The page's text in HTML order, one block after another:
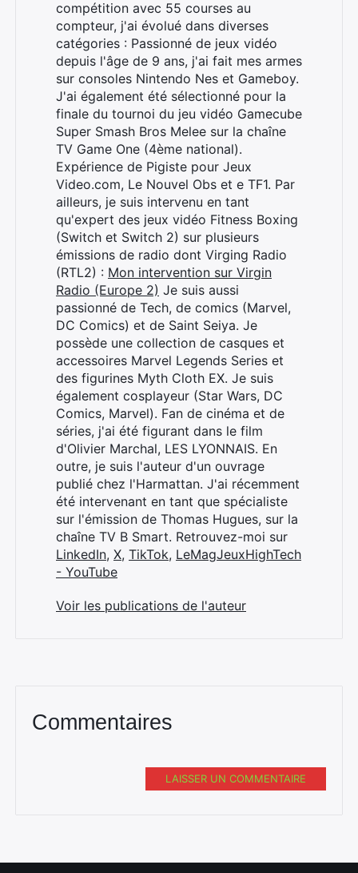
compétition avec 55 courses au
compteur, j'ai évolué dans diverses
catégories : Passionné de jeux vidéo
depuis l'âge de 9 ans, j'ai fait mes armes
sur consoles Nintendo Nes et Gameboy.
J'ai également été sélectionné pour la
finale du tournoi du jeu vidéo Gamecube
Super Smash Bros Melee sur la chaîne
TV Game One (4ème national).
Expérience de Pigiste pour Jeux
Video.com, Le Nouvel Obs et e TF1. Par
ailleurs, je suis intervenu en tant
qu'expert des jeux vidéo Fitness Boxing
(Switch et Switch 2) sur plusieurs
émissions de radio dont Virging Radio
(RTL2) : Mon intervention sur Virgin
Radio (Europe 2) Je suis aussi
passionné de Tech, de comics (Marvel,
DC Comics) et de Saint Seiya. Je
possède une collection de casques et
accessoires Marvel Legends Series et
des figurines Myth Cloth EX. Je suis
également cosplayeur (Star Wars, DC
Comics, Marvel). Fan de cinéma et de
séries, j'ai été figurant dans le film
d'Olivier Marchal, LES LYONNAIS. En
outre, je suis l'auteur d'un ouvrage
publié chez l'Harmattan. J'ai récemment
été intervenant en tant que spécialiste
sur l'émission de Thomas Hugues, sur la
chaîne TV B Smart. Retrouvez-moi sur
LinkedIn, X, TikTok, LeMagJeuxHighTech
- YouTube
Voir les publications de l'auteur
Commentaires
LAISSER UN COMMENTAIRE
Rechercher
: